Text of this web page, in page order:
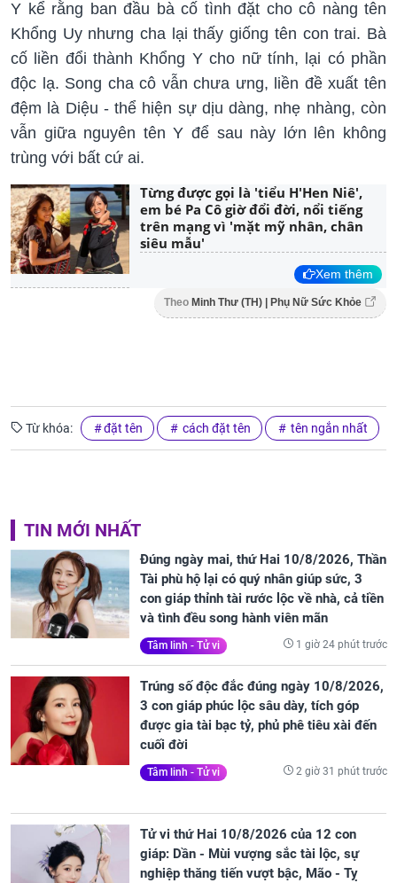
Y kể rằng ban đầu bà cố tình đặt cho cô nàng tên
Khổng Uy nhưng cha lại thấy giống tên con trai. Bà
cố liền đổi thành Khổng Y cho nữ tính, lại có phần
độc lạ. Song cha cô vẫn chưa ưng, liền đề xuất tên
đệm là Diệu - thể hiện sự dịu dàng, nhẹ nhàng, còn
vẫn giữa nguyên tên Y để sau này lớn lên không
trùng với bất cứ ai.
Từng được gọi là 'tiểu H'Hen Niê',
em bé Pa Cô giờ đổi đời, nổi tiếng
trên mạng vì 'mặt mỹ nhân, chân
siêu mẫu'
Xem thêm
Theo Minh Thư (TH) | Phụ Nữ Sức Khỏe
Từ khóa: đặt tên cách đặt tên tên ngắn nhất
TIN MỚI NHẤT
Đúng ngày mai, thứ Hai 10/8/2026, Thần
Tài phù hộ lại có quý nhân giúp sức, 3
con giáp thỉnh tài rước lộc về nhà, cả tiền
và tình đều song hành viên mãn
Tâm linh - Tử vi 1 giờ 24 phút trước
Trúng số độc đắc đúng ngày 10/8/2026,
3 con giáp phúc lộc sâu dày, tích góp
được gia tài bạc tỷ, phủ phê tiêu xài đến
cuối đời
Tâm linh - Tử vi 2 giờ 31 phút trước
Tử vi thứ Hai 10/8/2026 của 12 con
giáp: Dần - Mùi vượng sắc tài lộc, sự
nghiệp thăng tiến vượt bậc, Mão - Tỵ